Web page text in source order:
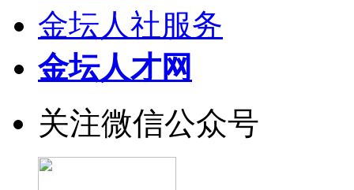
金坛人社服务
金坛人才网
关注微信公众号